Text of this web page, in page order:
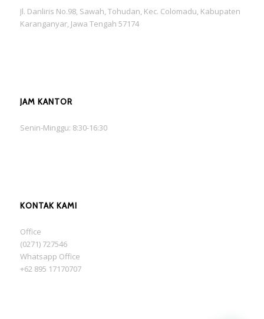
Jl. Danliris No.98, Sawah, Tohudan, Kec. Colomadu, Kabupaten
Karanganyar, Jawa Tengah 57174
JAM KANTOR
Senin-Minggu: 8:30-16:30
KONTAK KAMI
Office
(0271) 727546
Whatsapp Office
+62 895 17170707